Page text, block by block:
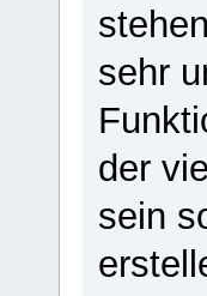
sehr
der
sein